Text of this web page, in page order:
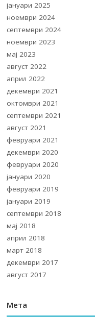
јануари 2025
ноември 2024
септември 2024
ноември 2023
мај 2023
август 2022
април 2022
декември 2021
октомври 2021
септември 2021
август 2021
февруари 2021
декември 2020
февруари 2020
јануари 2020
февруари 2019
јануари 2019
септември 2018
мај 2018
април 2018
март 2018
декември 2017
август 2017
Мета